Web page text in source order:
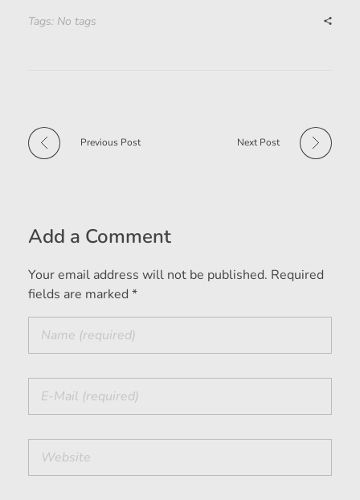
Tags: No tags
Previous Post Next Post
Add a Comment
Your email address will not be published. Required
fields are marked *